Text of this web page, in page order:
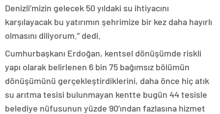
Denizli’mizin gelecek 50 yıldaki su ihtiyacını
karşılayacak bu yatırımın şehrimize bir kez daha hayırlı
olmasını diliyorum.” dedi.
Cumhurbaşkanı Erdoğan, kentsel dönüşümde riskli
yapı olarak belirlenen 6 bin 75 bağımsız bölümün
dönüşümünü gerçekleştirdiklerini, daha önce hiç atık
su arıtma tesisi bulunmayan kentte bugün 44 tesisle
belediye nüfusunun yüzde 90’ından fazlasına hizmet